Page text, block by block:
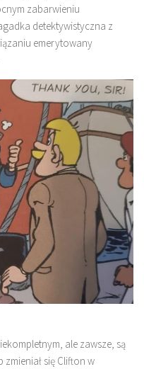
zabarwieniu
detektywistyczna z
emerytowany
ale zawsze, są
się Clifton w